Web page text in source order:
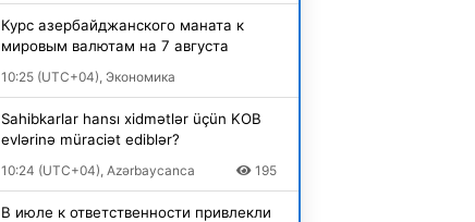
Курс азербайджанского маната к
мировым валютам на 7 августа
10:25 (UTC+04), Экономика
Sahibkarlar hansı xidmətlər üçün KOB
evlərinə müraciət ediblər?
10:24 (UTC+04), Azərbaycanca 195
В июле к ответственности привлекли